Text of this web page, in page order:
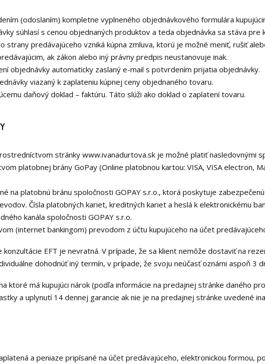
(odoslaním) kompletne vyplneného objednávkového formulára
súhlasí s cenou objednaných produktov a teda objednávka sa stáva pre
strany predávajúceho vzniká kúpna zmluva, ktorú je možné meniť, rušiť
ak zákon alebo iný právny predpis neustanovuje inak.
objednávky automaticky zaslaný e-mail s potvrdením prijatia objednávky.
viazaný k zaplateniu kúpnej ceny objednaného tovaru.
daňový doklad – faktúru. Táto slúži ako doklad o zaplatení tovaru.
stránky www.ivanadurtova.sk je možné platiť nasledovnými
platobnej brány GoPay (Online platobnou kartou: VISA, VISA electron,
na platobnú bránu spoločnosti GOPAY s.r.o., ktorá poskytuje
Čísla platobných kariet, kreditných kariet a heslá k elektronickému
kanála spoločnosti GOPAY s.r.o.
(internet bankingom) prevodom z účtu kupujúceho na účet
konzultácie EFT je nevratná. V prípade, že sa klient nemôže dostaviť na
dohodnúť iný termín, v prípade, že svoju neúčasť oznámi aspoň 3
ktoré má kupujúci nárok (podľa informácie na predajnej stránke daného
a uplynutí 14 dennej garancie ak nie je na predajnej stránke uvedené
a peniaze pripísané na účet predávajúceho, elektronickou formou,